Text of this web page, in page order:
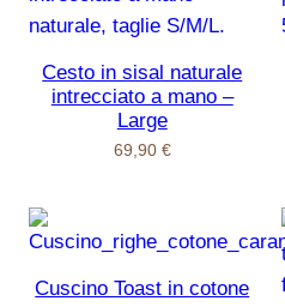
Cesto in sisal naturale
intrecciato a mano –
Large
69,90 €
Cuscino Toast in cotone